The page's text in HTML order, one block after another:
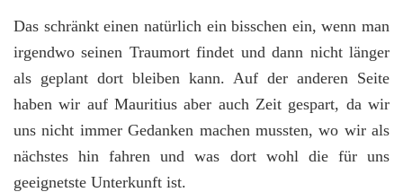
Das schränkt einen natürlich ein bisschen ein, wenn man
irgendwo seinen Traumort findet und dann nicht länger
als geplant dort bleiben kann. Auf der anderen Seite
haben wir auf Mauritius aber auch Zeit gespart, da wir
uns nicht immer Gedanken machen mussten, wo wir als
nächstes hin fahren und was dort wohl die für uns
geeignetste Unterkunft ist.